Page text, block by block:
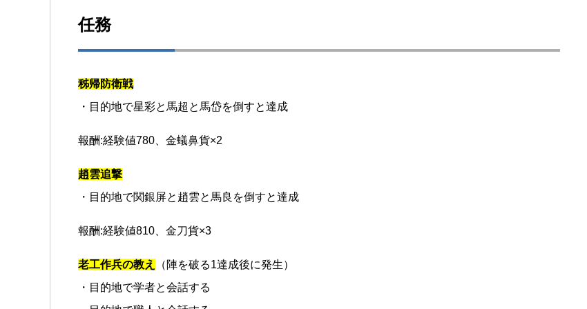
任務
秭帰防衛戦
・目的地で星彩と馬超と馬岱を倒すと達成
報酬:経験値780、金蟻鼻貨×2
趙雲追撃
・目的地で関銀屏と趙雲と馬良を倒すと達成
報酬:経験値810、金刀貨×3
老工作兵の教え
（陣を破る1達成後に発生）
・目的地で学者と会話する